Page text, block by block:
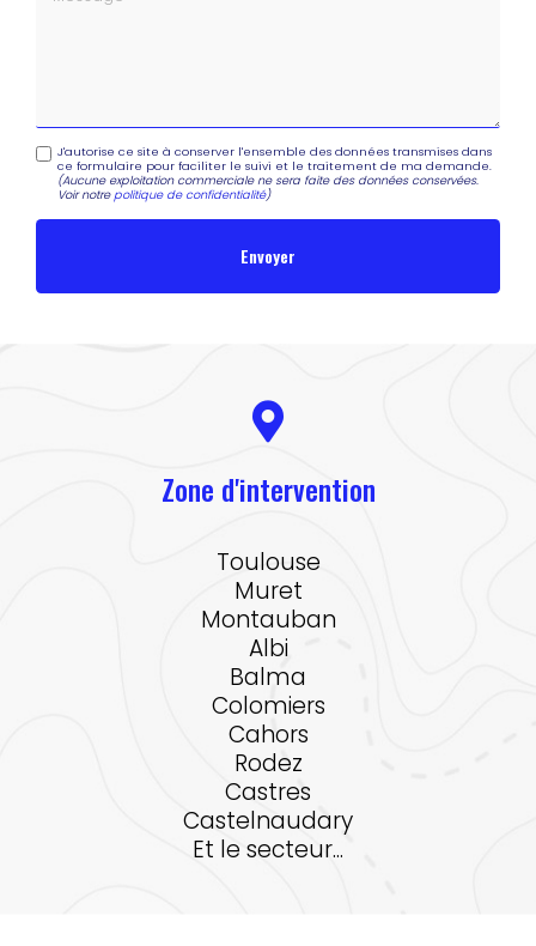
J'autorise ce site à conserver l'ensemble des données transmises dans
ce formulaire pour faciliter le suivi et le traitement de ma demande.
(Aucune exploitation commerciale ne sera faite des données conservées.
Voir notrepolitique de confidentialité)
Zone d'intervention
Toulouse
Muret
Montauban
Albi
Balma
Colomiers
Cahors
Rodez
Castres
Castelnaudary
Et le secteur...